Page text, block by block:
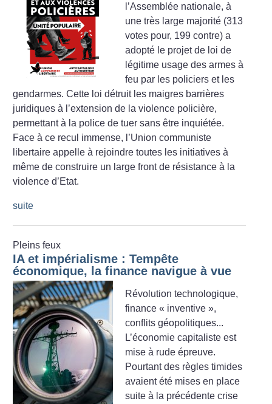
l’Assemblée nationale, à
une très large majorité (313
votes pour, 199 contre) a
adopté le projet de loi de
légitime usage des armes à
feu par les policiers et les
gendarmes. Cette loi détruit les maigres barrières
juridiques à l’extension de la violence policière,
permettant à la police de tuer sans être inquiétée.
Face à ce recul immense, l’Union communiste
libertaire appelle à rejoindre toutes les initiatives à
même de construire un large front de résistance à la
violence d’Etat.
suite
Pleins feux
IA et impérialisme : Tempête
économique, la finance navigue à vue
Révolution technologique,
finance « inventive »,
conflits géopolitiques...
L’économie capitaliste est
mise à rude épreuve.
Pourtant des règles timides
avaient été mises en place
suite à la précédente crise